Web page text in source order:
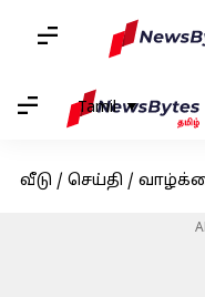
Tamil
வீடு / செய்தி /